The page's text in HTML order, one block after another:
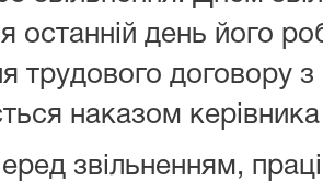
останній день його
трудового договору
наказом
звільненням,